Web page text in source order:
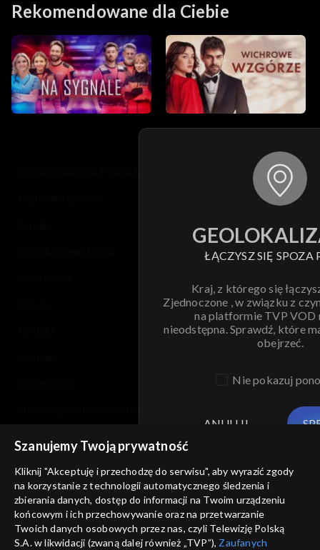
Rekomendowane dla Ciebie
ŁĄCZYSZ SIĘ SPOZA
Kraj, z którego się
Zjednoczone , w związku z
na platformie TVP VOD
nieodstępna. Sprawdź, które
obejrzeć.
Nie pokazuj
ANULUJ
Szanujemy Twoją prywatność
Kliknij "Akceptuję i przechodzę do serwisu", aby wyrazić zgody
na korzystanie z technologii automatycznego śledzenia i
zbierania danych, dostęp do informacji na Twoim urządzeniu
końcowym i ich przechowywanie oraz na przetwarzanie
Twoich danych osobowych przez nas, czyli Telewizję Polską
S.A. w likwidacji (zwaną dalej również „TVP”), Zaufanych